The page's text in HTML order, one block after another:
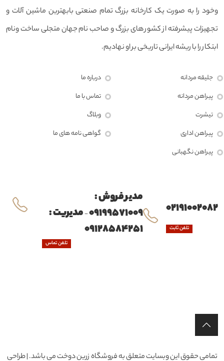
جلیقه مردانه
پیراهن مردانه
تیشرت
پیراهن اداری
پیراهن نگهبانی
درباره ما
تماس با ما
وبلاگ
گواهی نامه های ما
وخود را به صورت یک کارخانه بزرگ تمام صنعتی بابهترین ماشین آلات و
تجهیزات پیشرفته از کشور های بزرگ و صاحب نام جهان متجلی ساخت ونام
ابتکار را با ریشه ایرانی تاریخی بر او نهادیم.
02191002082
تلفن ثابت
مدیر فروش :
09199571009
-مدیریت :
09128584251
تلفن تماس
تمامی حقوق این وبسایت متعلق به فروشگاه زرین دوخت می باشد. | طراحی